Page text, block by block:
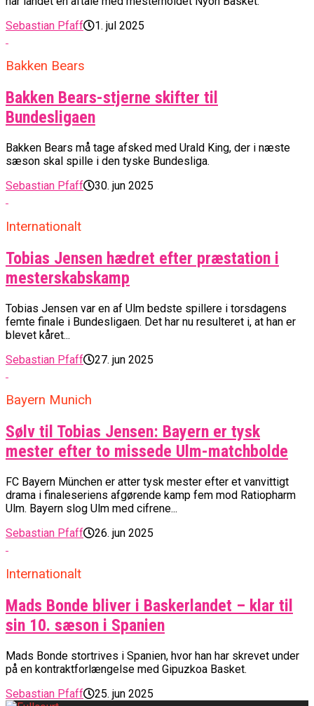
Sebastian Pfaff
1. jul 2025
Bakken Bears
Bakken Bears-stjerne skifter til
Bundesligaen
Bakken Bears må tage afsked med Urald King, der i næste
sæson skal spille i den tyske Bundesliga.
Sebastian Pfaff
30. jun 2025
Internationalt
Tobias Jensen hædret efter præstation i
mesterskabskamp
Tobias Jensen var en af Ulm bedste spillere i torsdagens
femte finale i Bundesligaen. Det har nu resulteret i, at han er
blevet kåret...
Sebastian Pfaff
27. jun 2025
Bayern Munich
Sølv til Tobias Jensen: Bayern er tysk
mester efter to missede Ulm-matchbolde
FC Bayern München er atter tysk mester efter et vanvittigt
drama i finaleseriens afgørende kamp fem mod Ratiopharm
Ulm. Bayern slog Ulm med cifrene...
Sebastian Pfaff
26. jun 2025
Internationalt
Mads Bonde bliver i Baskerlandet – klar til
sin 10. sæson i Spanien
Mads Bonde stortrives i Spanien, hvor han har skrevet under
på en kontraktforlængelse med Gipuzkoa Basket.
Sebastian Pfaff
25. jun 2025